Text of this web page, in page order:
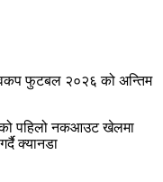
फुटबल २०२६ को अन्तिम
पहिलो नकआउट खेलमा
क्यानडा